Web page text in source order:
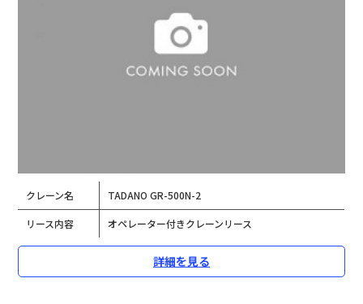
クレーン名 TADANO GR-500N-2
リース内容 オペレーター付きクレーンリース
詳細を見る